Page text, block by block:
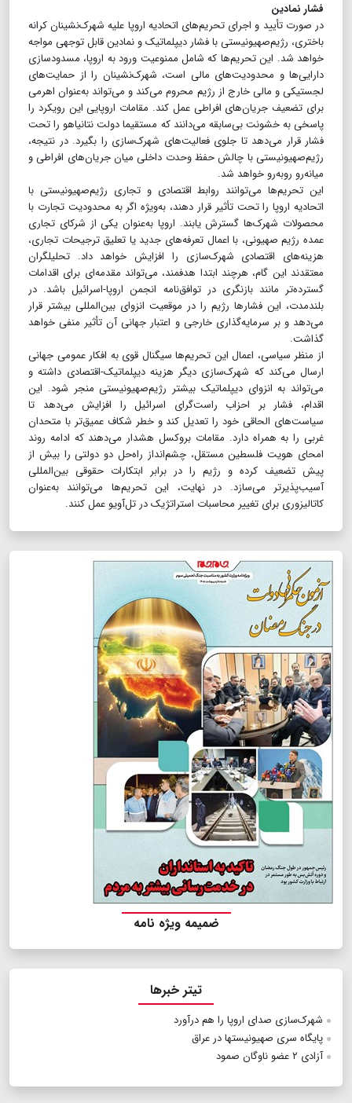
فشار نمادین
در صورت تأیید و اجرای تحریم‌های اتحادیه اروپا علیه شهرک‌نشینان کرانه
باختری، رژیم‌صهیونیستی با فشار دیپلماتیک و نمادین قابل توجهی مواجه
خواهد شد. این تحریم‌ها که شامل ممنوعیت ورود به اروپا، مسدودسازی
دارایی‌ها و محدودیت‌های مالی است، شهرک‌نشینان را از حمایت‌های
لجستیکی و مالی خارج از رژیم محروم می‌کند و می‌تواند به‌عنوان اهرمی
برای تضعیف جریان‌های افراطی عمل کند. مقامات اروپایی این رویکرد را
پاسخی به خشونت بی‌سابقه می‌دانند که مستقیما دولت نتانیاهو را تحت
فشار قرار می‌دهد تا جلوی فعالیت‌های شهرک‌سازی را بگیرد. در نتیجه،
رژیم‌صهیونیستی با چالش حفظ وحدت داخلی میان جریان‌های افراطی و
میانه‌رو روبه‌رو خواهد شد.
این تحریم‌ها می‌توانند روابط اقتصادی و تجاری رژیم‌صهیونیستی با
اتحادیه اروپا را تحت تأثیر قرار دهند، به‌ویژه اگر به محدودیت تجارت با
محصولات شهرک‌ها گسترش یابند. اروپا به‌عنوان یکی از شرکای تجاری
عمده رژیم صهیونی، با اعمال تعرفه‌های جدید یا تعلیق ترجیحات تجاری،
هزینه‌های اقتصادی شهرک‌سازی را افزایش خواهد داد. تحلیلگران
معتقدند این گام، هرچند ابتدا هدفمند، می‌تواند مقدمه‌ای برای اقدامات
گسترده‌تر مانند بازنگری در توافق‌نامه انجمن اروپا-اسرائیل باشد. در
بلندمدت، این فشارها رژیم را در موقعیت انزوای بین‌المللی بیشتر قرار
می‌دهد و بر سرمایه‌گذاری خارجی و اعتبار جهانی آن تأثیر منفی خواهد
گذاشت.
از منظر سیاسی، اعمال این تحریم‌ها سیگنال قوی به افکار عمومی جهانی
ارسال می‌کند که شهرک‌سازی دیگر هزینه دیپلماتیک-اقتصادی داشته و
می‌تواند به انزوای دیپلماتیک بیشتر رژیم‌صهیونیستی منجر شود. این
اقدام، فشار بر احزاب راست‌گرای اسرائیل را افزایش می‌دهد تا
سیاست‌های الحاقی خود را تعدیل کند و خطر شکاف عمیق‌تر با متحدان
غربی را به همراه دارد. مقامات بروکسل هشدار می‌دهند که ادامه روند
امحای هویت فلسطین مستقل، چشم‌انداز راه‌حل دو دولتی را بیش از
پیش تضعیف کرده و رژیم را در برابر ابتکارات حقوقی بین‌المللی
آسیب‌پذیرتر می‌سازد. در نهایت، این تحریم‌ها می‌توانند به‌عنوان
کاتالیزوری برای تغییر محاسبات استراتژیک در تل‌آویو عمل کنند.
ضمیمه ویژه نامه
تیتر خبرها
شهرک‌سازی صدای اروپا را هم درآورد
پایگاه سری صهیونیست‎ها در عراق
آزادی ۲ عضو ناوگان صمود